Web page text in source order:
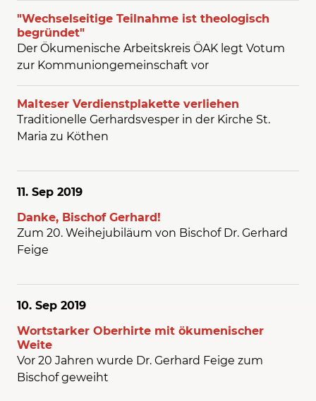
"Wechselseitige Teilnahme ist theologisch
begründet"
Der Ökumenische Arbeitskreis ÖAK legt Votum
zur Kommuniongemeinschaft vor
Malteser Verdienstplakette verliehen
Traditionelle Gerhardsvesper in der Kirche St.
Maria zu Köthen
11. Sep 2019
Danke, Bischof Gerhard!
Zum 20. Weihejubiläum von Bischof Dr. Gerhard
Feige
10. Sep 2019
Wortstarker Oberhirte mit ökumenischer
Weite
Vor 20 Jahren wurde Dr. Gerhard Feige zum
Bischof geweiht